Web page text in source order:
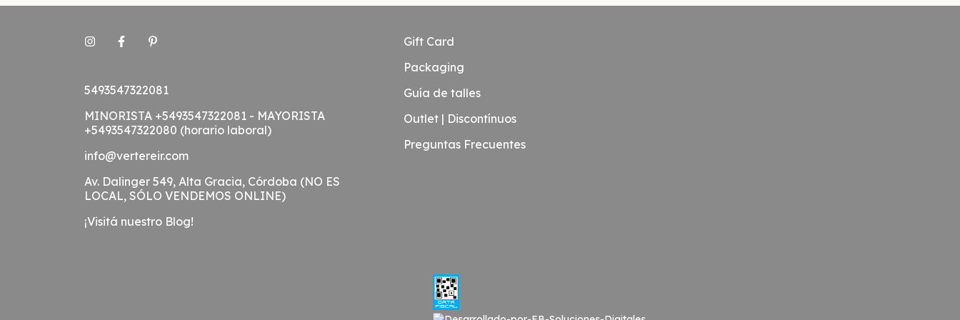
5493547322081
MINORISTA +5493547322081 - MAYORISTA
+5493547322080 (horario laboral)
info@vertereir.com
Av. Dalinger 549, Alta Gracia, Córdoba (NO ES
LOCAL, SÓLO VENDEMOS ONLINE)
¡Visitá nuestro Blog!
Gift Card
Packaging
Guía de talles
Outlet | Discontínuos
Preguntas Frecuentes